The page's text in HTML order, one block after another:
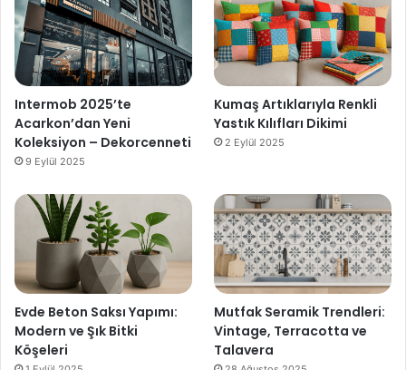
Intermob 2025’te
Acarkon’dan Yeni
Koleksiyon – Dekorcenneti
9 Eylül 2025
Kumaş Artıklarıyla Renkli
Yastık Kılıfları Dikimi
2 Eylül 2025
Evde Beton Saksı Yapımı:
Modern ve Şık Bitki
Köşeleri
Mutfak Seramik Trendleri:
Vintage, Terracotta ve
Talavera